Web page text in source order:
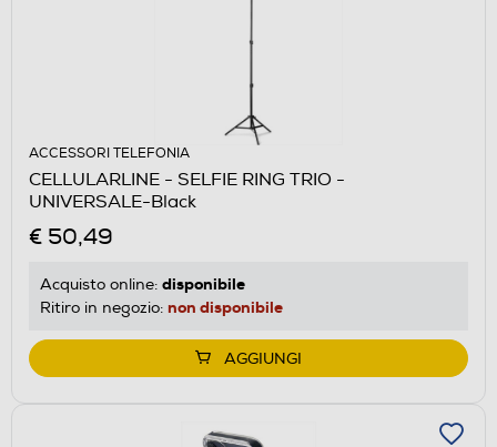
ACCESSORI TELEFONIA
CELLULARLINE - SELFIE RING TRIO -
UNIVERSALE-Black
€ 50,49
Acquisto online: disponibile
Ritiro in negozio: non disponibile
AGGIUNGI